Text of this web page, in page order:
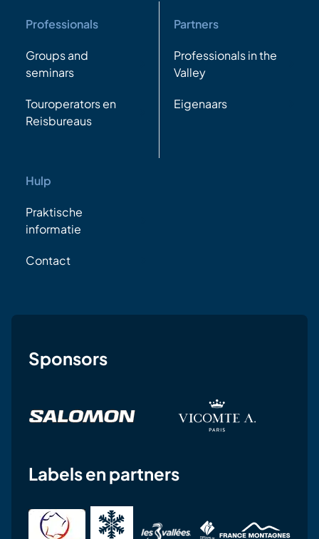
Professionals
Groups and
seminars
Touroperators en
Reisbureaus
Partners
Professionals in the
Valley
Eigenaars
Hulp
Praktische
informatie
Contact
Sponsors
Labels en partners